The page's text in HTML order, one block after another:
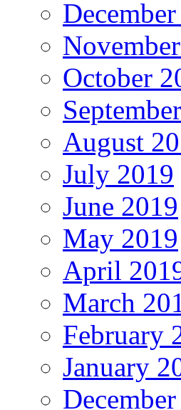
October
August
July 2019
June 2019
May 2019
April
March
February
January